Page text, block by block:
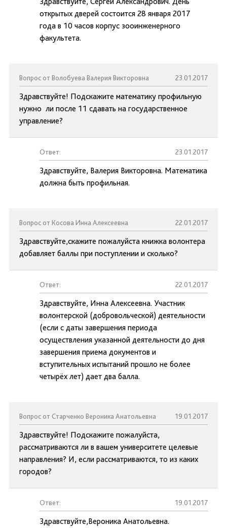
открытых дверей состоится 28 января 2017
года в 10 часов корпус зооинженерного
факультета.
Вопрос от Волобуева Валерия Викторовна 23.01.2017
Здравствуйте! Подскажите математику профильную
нужно ли после 11 сдавать на государственное
управление?
Ответ: 23.01.2017
Здравствуйте, Валерия Викторовна. Математика
должна быть профильная.
Вопрос от Косова Инна Алексеевна 22.01.2017
Здравствуйте,скажите пожалуйста книжка волонтера
добавляет баллы при поступлении и сколько?
Ответ: 22.01.2017
Здравствуйте, Инна Алексеевна. Участник
волонтерской (добровольческой) деятельности
(если с даты завершения периода
осуществления указанной деятельности до дня
завершения приема документов и
вступительных испытаний прошло не более
четырёх лет) дает два балла.
Вопрос от Старченко Вероника Анатольевна 19.01.2017
Здравствуйте! Подскажите пожалуйста,
рассматриваются ли в вашем университете целевые
направления? И, если рассматриваются, то из каких
городов?
Ответ: 19.01.2017
Здравствуйте,Вероника Анатольевна.